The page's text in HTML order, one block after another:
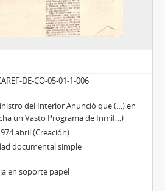
DE-CO-05-01-1-006
del Interior Anunció que (…) en
un Vasto Programa de Inmi(…)
abril (Creación)
documental simple
en soporte papel